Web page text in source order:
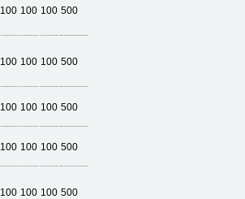
100 100 100 500
100 100 100 500
100 100 100 500
100 100 100 500
100 100 100 500